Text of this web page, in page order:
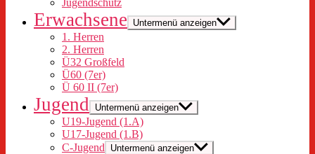
Erwachsene Untermenü anzeigen
1. Herren
2. Herren
Ü32 Großfeld
Ü60 (7er)
Ü 60 II (7er)
Jugend Untermenü anzeigen
U19-Jugend (1.A)
U17-Jugend (1.B)
C-Jugend
Untermenü anzeigen